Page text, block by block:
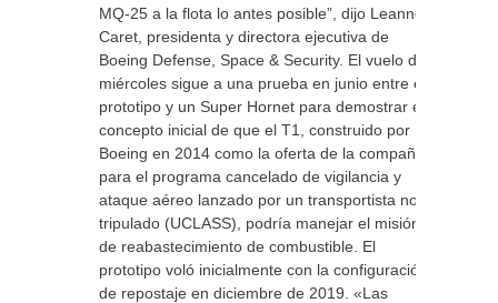
MQ-25 a la flota lo antes posible”, dijo Leanne
Caret, presidenta y directora ejecutiva de
Boeing Defense, Space & Security. El vuelo del
miércoles sigue a una prueba en junio entre el
prototipo y un Super Hornet para demostrar el
concepto inicial de que el T1, construido por
Boeing en 2014 como la oferta de la compañía
para el programa cancelado de vigilancia y
ataque aéreo lanzado por un transportista no
tripulado (UCLASS), podría manejar el misión
de reabastecimiento de combustible. El
prototipo voló inicialmente con la configuración
de repostaje en diciembre de 2019. «Las